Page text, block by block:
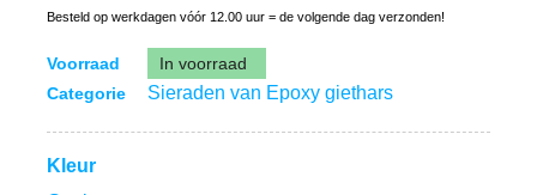
Besteld op werkdagen vóór 12.00 uur = de volgende dag verzonden!
Voorraad
In voorraad
Categorie
Sieraden van Epoxy giethars
Kleur